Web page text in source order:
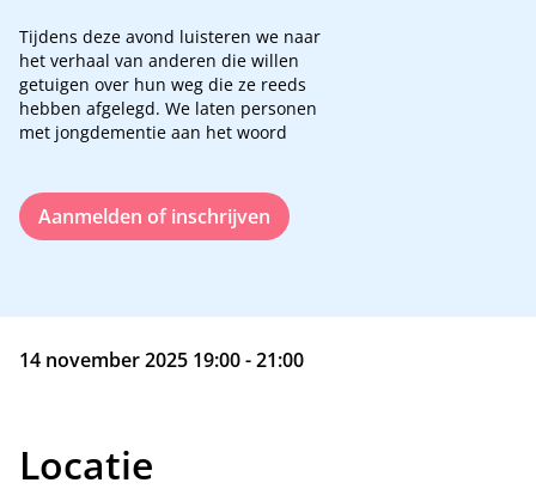
Tijdens deze avond luisteren we naar
het verhaal van anderen die willen
getuigen over hun weg die ze reeds
hebben afgelegd. We laten personen
met jongdementie aan het woord
Aanmelden of inschrijven
14 november 2025 19:00 - 21:00
Locatie